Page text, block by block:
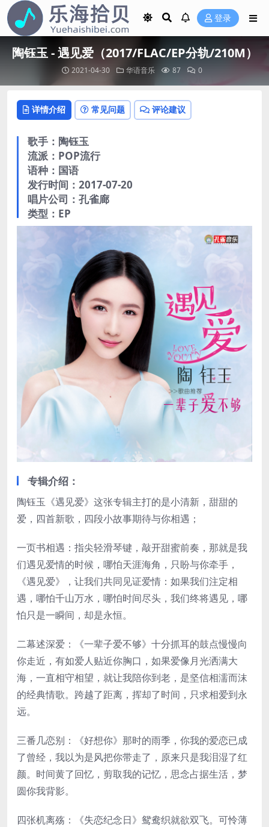
登录
陶钰玉 - 遇见爱（2017/FLAC/EP分轨/210M）
2021-04-30 华语音乐 87 0
详情介绍 常见问题 评论建议
歌手：陶钰玉
流派：POP流行
语种：国语
发行时间：2017-07-20
唱片公司：孔雀廊
类型：EP
专辑介绍：
陶钰玉《遇见爱》这张专辑主打的是小清新，甜甜的
爱，四首新歌，四段小故事期待与你相遇；
一页书相遇：指尖轻滑琴键，敲开甜蜜前奏，那就是我
们遇见爱情的时候，哪怕天涯海角，只盼与你牵手，
《遇见爱》，让我们共同见证爱情：如果我们注定相
遇，哪怕千山万水，哪怕时间尽头，我们终将遇见，哪
怕只是一瞬间，却是永恒。
二幕述深爱：《一辈子爱不够》十分抓耳的鼓点慢慢向
你走近，有如爱人贴近你胸口，如果爱像月光洒满大
海，一直相守相望，就让我陪你到老，是坚信相濡而沫
的经典情歌。跨越了距离，挥却了时间，只求相爱到永
远。
三番几恋别：《好想你》那时的雨季，你我的爱恋已成
了曾经，我以为是风把你带走了，原来只是我泪湿了红
颜。时间黄了回忆，剪取我的记忆，思念占据生活，梦
圆你我背影。
四张机离殇：《失恋纪念日》鸳鸯织就欲双飞。可怜薄